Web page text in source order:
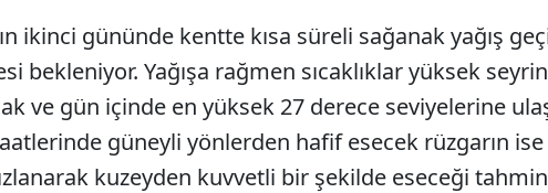
ikinci gününde kentte kısa süreli sağanak yağış
bekleniyor. Yağışa rağmen sıcaklıklar yüksek
ve gün içinde en yüksek 27 derece seviyelerine
güneyli yönlerden hafif esecek rüzgarın
kuzeyden kuvvetli bir şekilde eseceği